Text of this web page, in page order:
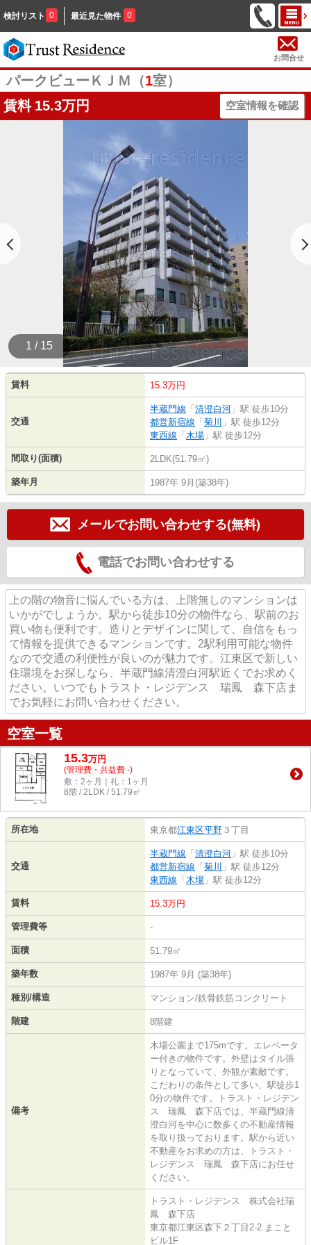
検討リスト 0 最近見た物件 0
お問合せ
パークビューＫＪＭ（1室）
賃料 15.3万円 空室情報を確認
1 / 15
賃料 15.3万円
交通
半蔵門線 「 清澄白河 」駅 徒歩10分
都営新宿線 「 菊川 」駅 徒歩12分
東西線 「 木場 」駅 徒歩12分
間取り(面積) 2LDK(51.79㎡)
築年月 1987年 9月(築38年)
メールでお問い合わせする(無料)
電話でお問い合わせする
上の階の物音に悩んでいる方は、上階無しのマンションは
いかがでしょうか。駅から徒歩10分の物件なら、駅前のお
買い物も便利です。造りとデザインに関して、自信をもっ
て情報を提供できるマンションです。2駅利用可能な物件
なので交通の利便性が良いのが魅力です。江東区で新しい
住環境をお探しなら、半蔵門線清澄白河駅近くでお求めく
ださい。いつでもトラスト・レジデンス 瑞鳳 森下店ま
でお気軽にお問い合わせください。
空室一覧
15.3万円
(管理費・共益費 -)
敷：2ヶ月｜礼：1ヶ月
8階 / 2LDK / 51.79㎡
所在地 東京都江東区平野 ３丁目
交通
半蔵門線 「 清澄白河 」駅 徒歩10分
都営新宿線 「 菊川 」駅 徒歩12分
東西線 「 木場 」駅 徒歩12分
賃料 15.3万円
管理費等 -
面積 51.79㎡
築年数 1987年 9月 (築38年)
種別/構造 マンション/鉄骨鉄筋コンクリート
階建 8階建
備考
木場公園まで175mです。エレベータ
ー付きの物件です。外壁はタイル張
りとなっていて、外観が素敵です。
こだわりの条件として多い、駅徒歩1
0分の物件です。トラスト・レジデン
ス 瑞鳳 森下店では、半蔵門線清
澄白河を中心に数多くの不動産情報
を取り扱っております。駅から近い
不動産をお求めの方は、トラスト・
レジデンス 瑞鳳 森下店にお任せ
ください。
トラスト・レジデンス 株式会社瑞
鳳 森下店
東京都江東区森下２丁目2-2 まこと
ビル1F